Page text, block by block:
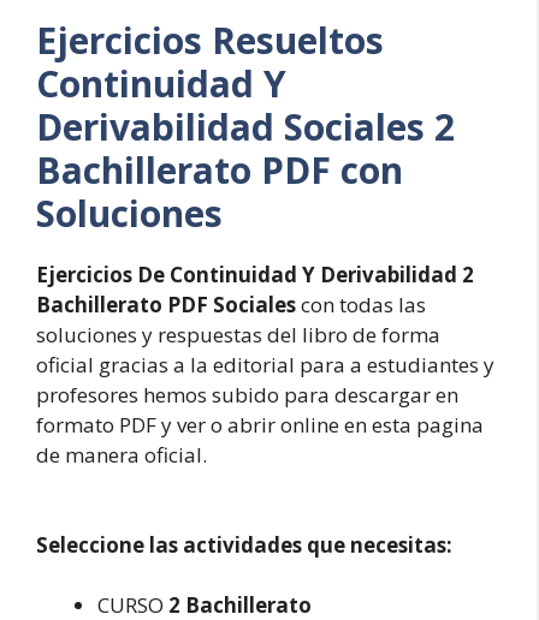
Ejercicios Resueltos
Continuidad Y
Derivabilidad Sociales 2
Bachillerato PDF con
Soluciones
Ejercicios De Continuidad Y Derivabilidad 2
Bachillerato PDF Socialescon todas las
soluciones y respuestas del libro de forma
oficial gracias a la editorial para a estudiantes y
profesores hemos subido para descargar en
formato PDF y ver o abrir online en esta pagina
de manera oficial.
Seleccione las actividades que necesitas:
CURSO 2 Bachillerato